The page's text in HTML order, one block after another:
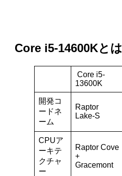
Core i5-14600Kとは
Core i5-
13600K
開発コ
ードネ
ーム
Raptor
Lake-S
CPUア
ーキテ
クチャ
ー
Raptor Cove
+
Gracemont